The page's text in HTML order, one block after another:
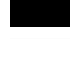
s